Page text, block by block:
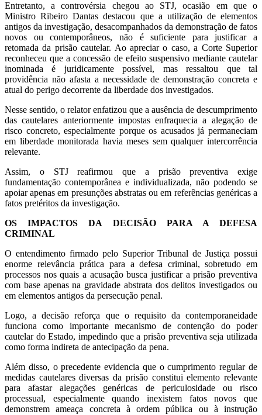
Entretanto, a controvérsia chegou ao STJ, ocasião em que o
Ministro Ribeiro Dantas destacou que a utilização de elementos
antigos da investigação, desacompanhados da demonstração de fatos
novos ou contemporâneos, não é suficiente para justificar a
retomada da prisão cautelar. Ao apreciar o caso, a Corte Superior
reconheceu que a concessão de efeito suspensivo mediante cautelar
inominada é juridicamente possível, mas ressaltou que tal
providência não afasta a necessidade de demonstração concreta e
atual do perigo decorrente da liberdade dos investigados.
Nesse sentido, o relator enfatizou que a ausência de descumprimento
das cautelares anteriormente impostas enfraquecia a alegação de
risco concreto, especialmente porque os acusados já permaneciam
em liberdade monitorada havia meses sem qualquer intercorrência
relevante.
Assim, o STJ reafirmou que a prisão preventiva exige
fundamentação contemporânea e individualizada, não podendo se
apoiar apenas em presunções abstratas ou em referências genéricas a
fatos pretéritos da investigação.
OS IMPACTOS DA DECISÃO PARA A DEFESA
CRIMINAL
O entendimento firmado pelo Superior Tribunal de Justiça possui
enorme relevância prática para a defesa criminal, sobretudo em
processos nos quais a acusação busca justificar a prisão preventiva
com base apenas na gravidade abstrata dos delitos investigados ou
em elementos antigos da persecução penal.
Logo, a decisão reforça que o requisito da contemporaneidade
funciona como importante mecanismo de contenção do poder
cautelar do Estado, impedindo que a prisão preventiva seja utilizada
como forma indireta de antecipação da pena.
Além disso, o precedente evidencia que o cumprimento regular de
medidas cautelares diversas da prisão constitui elemento relevante
para afastar alegações genéricas de periculosidade ou risco
processual, especialmente quando inexistem fatos novos que
demonstrem ameaça concreta à ordem pública ou à instrução